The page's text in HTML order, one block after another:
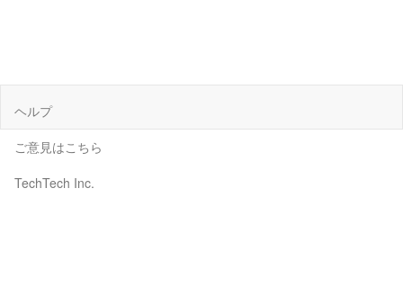
ヘルプ
ご意見はこちら
TechTech Inc.